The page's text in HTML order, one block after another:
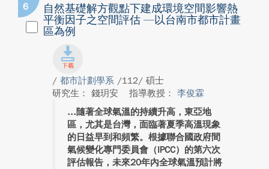
6
自然基礎解方觀點下建成環境空間影響熱
平衡因子之空間評估 —以台南市都市計畫
區為例
/ 都市計劃學系 /112/ 碩士
研究生： 錢玥安
指導教授： 李俊霖
隨著全球氣溫的持續升高，東亞地
區，尤其是台灣，面臨著夏季高溫現象
的日益早到和頻繁。根據聯合國政府間
氣候變化專門委員會（IPCC）的第六次
評估報告，未來20年內全球氣溫預計將